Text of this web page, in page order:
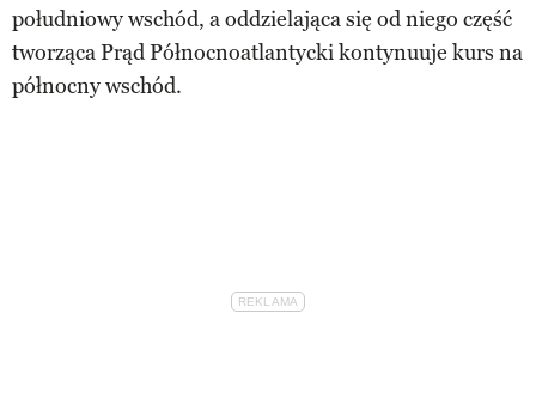
południowy wschód, a oddzielająca się od niego część
tworząca Prąd Północnoatlantycki kontynuuje kurs na
północny wschód.